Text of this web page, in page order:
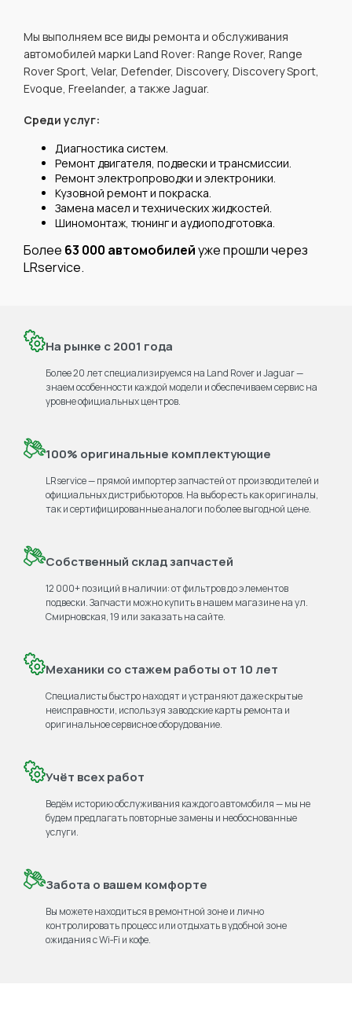
Мы выполняем все виды ремонта и обслуживания
автомобилей марки Land Rover: Range Rover, Range
Rover Sport, Velar, Defender, Discovery, Discovery Sport,
Evoque, Freelander, а также Jaguar.
Среди услуг:
Диагностика систем.
Ремонт двигателя, подвески и трансмиссии.
Ремонт электропроводки и электроники.
Кузовной ремонт и покраска.
Замена масел и технических жидкостей.
Шиномонтаж, тюнинг и аудиоподготовка.
Более 63 000 автомобилейуже прошли через
LRservice.
На рынке с 2001 года
Более 20 лет специализируемся на Land Rover и Jaguar —
знаем особенности каждой модели и обеспечиваем сервис на
уровне официальных центров.
100% оригинальные комплектующие
LRservice — прямой импортер запчастей от производителей и
официальных дистрибьюторов. На выбор есть как оригиналы,
так и сертифицированные аналоги по более выгодной цене.
Собственный склад запчастей
12 000+ позиций в наличии: от фильтров до элементов
подвески. Запчасти можно купить в нашем магазине на ул.
Смирновская, 19 или заказать на сайте.
Механики со стажем работы от 10 лет
Специалисты быстро находят и устраняют даже скрытые
неисправности, используя заводские карты ремонта и
оригинальное сервисное оборудование.
Учёт всех работ
Ведём историю обслуживания каждого автомобиля — мы не
будем предлагать повторные замены и необоснованные
услуги.
Забота о вашем комфорте
Вы можете находиться в ремонтной зоне и лично
контролировать процесс или отдыхать в удобной зоне
ожидания с Wi‑Fi и кофе.